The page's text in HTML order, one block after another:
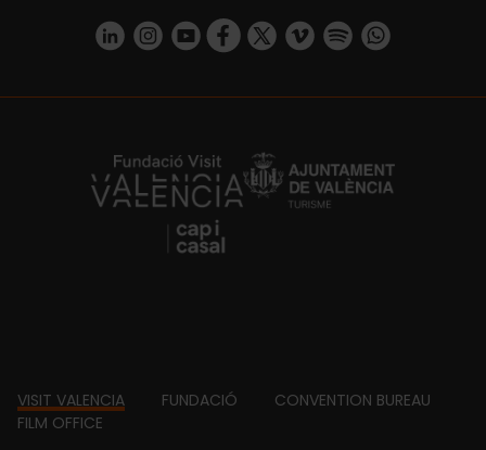
https://www.linkedin.com/company/turismo-valencia/mycompany/
https://www.instagram.com/visit_valencia/
https://www.youtube.com/user/
https://www.facebook.com/
https://twitter.com/
https://vimeo.com/
https://https://api.whatsapp.com/
https://fundacion.visitvalencia.com/
Footer
VISIT VALENCIA FUNDACIÓ
CONVENTION BUREAU
FILM OFFICE